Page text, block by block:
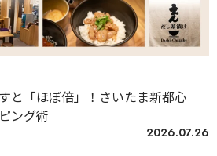
と「ほぼ倍」！さいたま新都心
ング術
2026.07.26